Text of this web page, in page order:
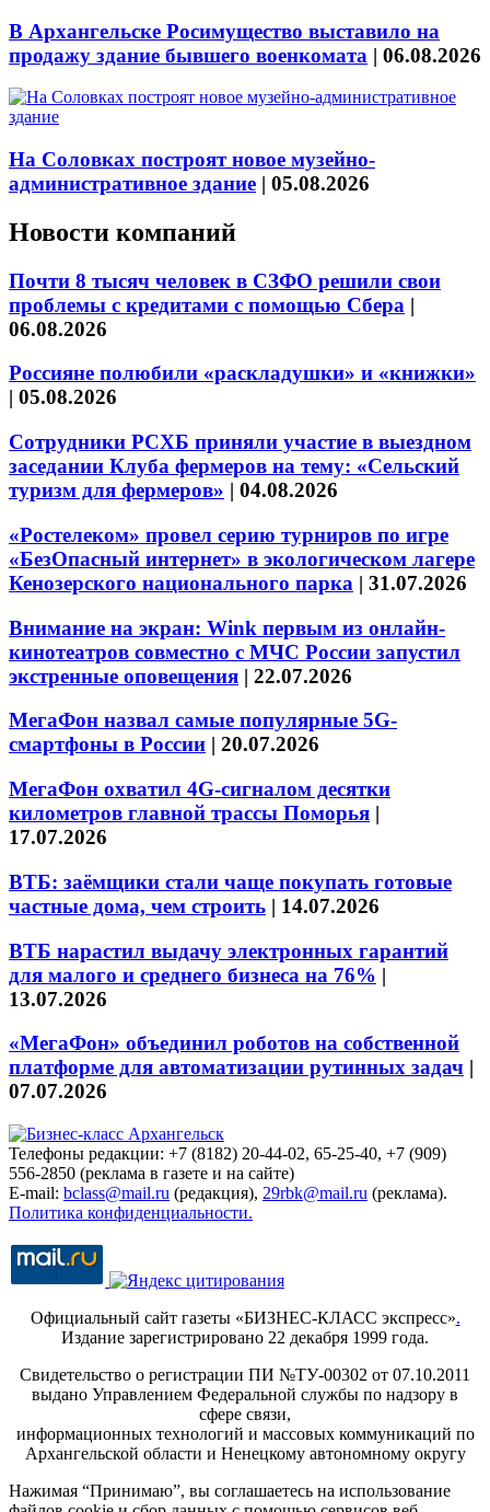
В Архангельске Росимущество выставило на
продажу здание бывшего военкомата | 06.08.2026
На Соловках построят новое музейно-
административное здание | 05.08.2026
Новости компаний
Почти 8 тысяч человек в СЗФО решили свои
проблемы с кредитами с помощью Сбера |
06.08.2026
Россияне полюбили «раскладушки» и «книжки»
| 05.08.2026
Сотрудники РСХБ приняли участие в выездном
заседании Клуба фермеров на тему: «Сельский
туризм для фермеров» | 04.08.2026
«Ростелеком» провел серию турниров по игре
«БезОпасный интернет» в экологическом лагере
Кенозерского национального парка | 31.07.2026
Внимание на экран: Wink первым из онлайн-
кинотеатров совместно с МЧС России запустил
экстренные оповещения | 22.07.2026
МегаФон назвал самые популярные 5G-
смартфоны в России | 20.07.2026
МегаФон охватил 4G-сигналом десятки
километров главной трассы Поморья |
17.07.2026
ВТБ: заёмщики стали чаще покупать готовые
частные дома, чем строить | 14.07.2026
ВТБ нарастил выдачу электронных гарантий
для малого и среднего бизнеса на 76% |
13.07.2026
«МегаФон» объединил роботов на собственной
платформе для автоматизации рутинных задач |
07.07.2026
Телефоны редакции: +7 (8182) 20-44-02, 65-25-40, +7 (909)
556-2850 (реклама в газете и на сайте)
E-mail: bclass@mail.ru (редакция), 29rbk@mail.ru (реклама).
Политика конфиденциальности.
Официальный сайт газеты «БИЗНЕС-КЛАСС экспресс».
Издание зарегистрировано 22 декабря 1999 года.
Свидетельство о регистрации ПИ №ТУ-00302 от 07.10.2011
выдано Управлением Федеральной службы по надзору в
сфере связи,
информационных технологий и массовых коммуникаций по
Архангельской области и Ненецкому автономному округу
Нажимая “Принимаю”, вы соглашаетесь на использование